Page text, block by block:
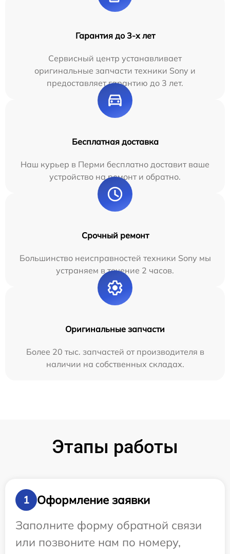
Гарантия до 3-х лет
Сервисный центр устанавливает
оригинальные запчасти техники Sony и
предоставляет гарантию до 3 лет.
Бесплатная доставка
Наш курьер в Перми бесплатно доставит ваше
устройство на ремонт и обратно.
Срочный ремонт
Большинство неисправностей техники Sony мы
устраняем в течение 2 часов.
Оригинальные запчасти
Более 20 тыс. запчастей от производителя в
наличии на собственных складах.
Этапы работы
1
Оформление заявки
Заполните форму обратной связи
или позвоните нам по номеру,